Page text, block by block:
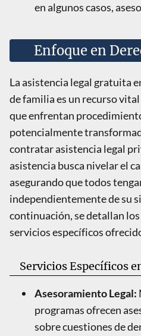
en algunos casos,
Enfoque en
La asistencia legal gratuita
de familia es un recurso
que enfrentan
potencialmente
contratar asistencia legal
asistencia busca nivelar el
asegurando que todos
independientemente de su
continuación, se detallan
servicios específicos
Servicios Específicos
Asesoramiento Legal:
programas ofrecen
sobre cuestiones de